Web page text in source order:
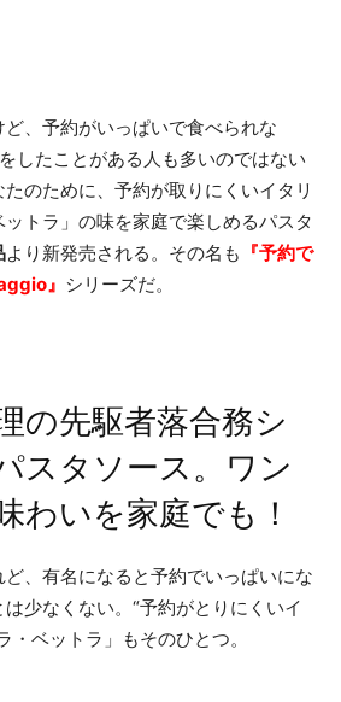
、予約がいっぱいで食べられな
したことがある人も多いのではない
のために、予約が取りにくいイタリ
トラ」の味を家庭で楽しめるパスタ
より新発売される。その名も 『予約で
』 シリーズだ。
の先駆者落合務シ
スタソース。ワン
わいを家庭でも！
、有名になると予約でいっぱいにな
少なくない。“予約がとりにくいイ
・ベットラ」もそのひとつ。